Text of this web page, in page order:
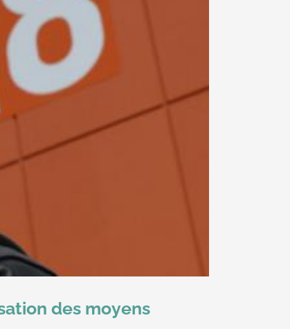
des moyens